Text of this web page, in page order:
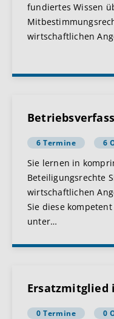
fundiertes Wissen
wirtschaftlichen
6 Termine 6
Sie lernen in
Beteiligungsrechte
wirtschaftlichen
Sie diese
unter…
Ersatzmitglied
0 Termine 0